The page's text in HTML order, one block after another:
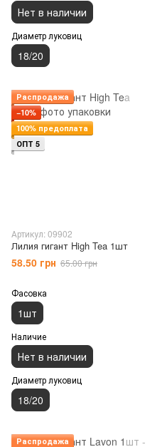
Нет в наличии
Диаметр луковиц
18/20
Распродажа
−10%
100% предоплата
ОПТ 5
Артикул: 09902
Лилия гигант High Tea 1шт
58.50 грн 65.00 грн
Фасовка
1шт
Наличие
Нет в наличии
Диаметр луковиц
18/20
Распродажа